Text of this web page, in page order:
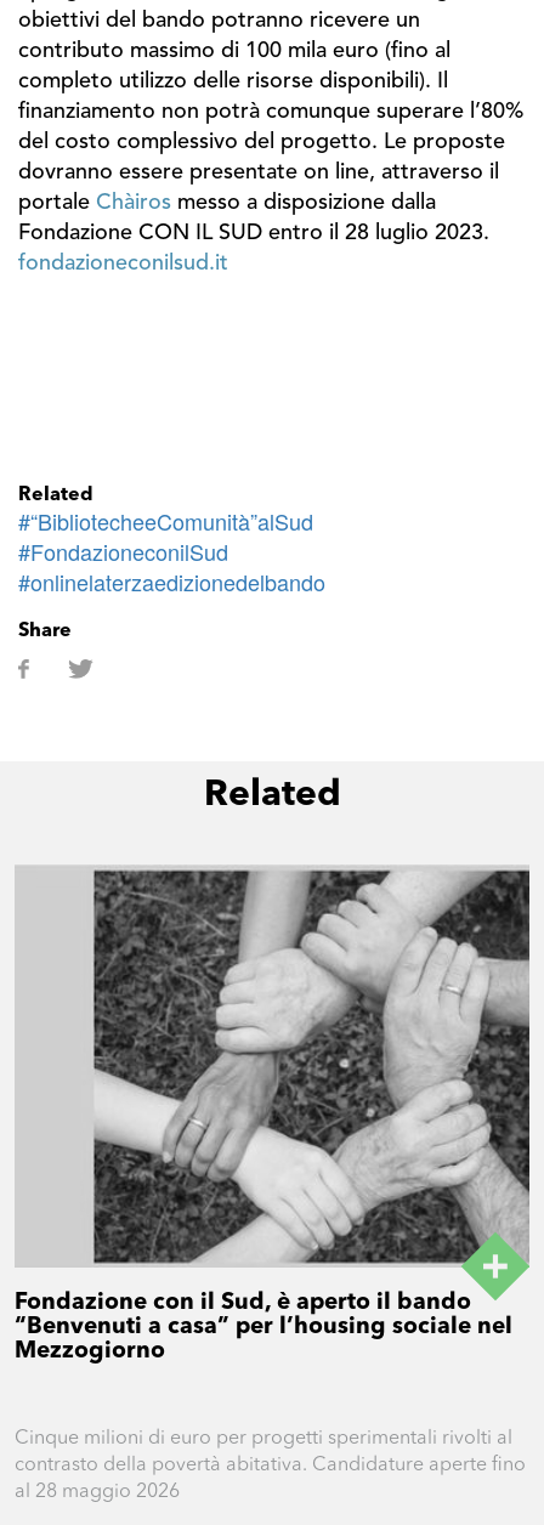
obiettivi del bando potranno ricevere un
contributo massimo di 100 mila euro (fino al
completo utilizzo delle risorse disponibili). Il
finanziamento non potrà comunque superare l’80%
del costo complessivo del progetto. Le proposte
dovranno essere presentate on line, attraverso il
portale Chàiros messo a disposizione dalla
Fondazione CON IL SUD entro il 28 luglio 2023.
fondazioneconilsud.it
Related
#“BibliotecheeComunità”alSud
#FondazioneconilSud
#onlinelaterzaedizionedelbando
Share
Related
Fondazione con il Sud, è aperto il bando
“Benvenuti a casa” per l’housing sociale nel
Mezzogiorno
Cinque milioni di euro per progetti sperimentali rivolti al
contrasto della povertà abitativa. Candidature aperte fino
al 28 maggio 2026